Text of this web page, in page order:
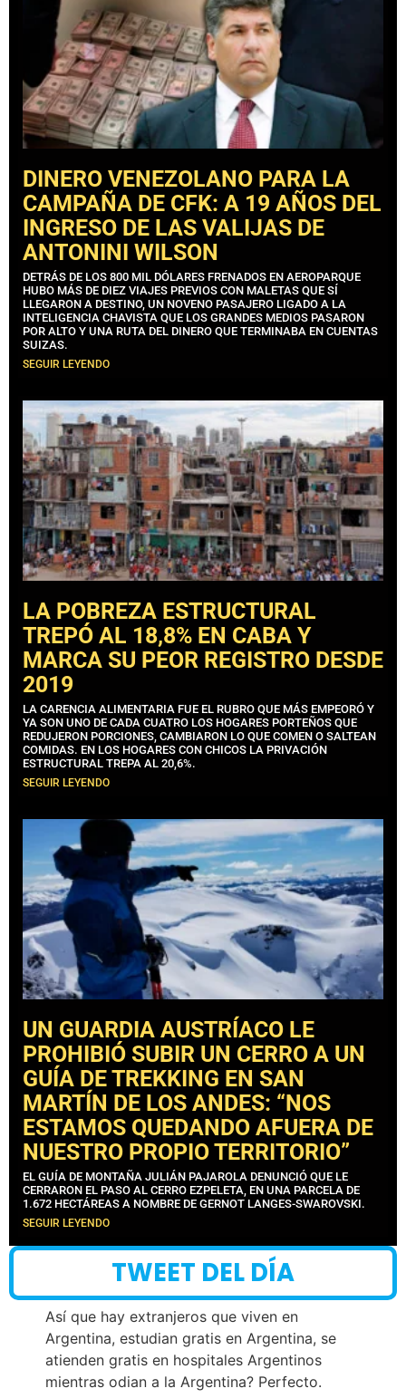
DINERO VENEZOLANO PARA LA
CAMPAÑA DE CFK: A 19 AÑOS DEL
INGRESO DE LAS VALIJAS DE
ANTONINI WILSON
DETRÁS DE LOS 800 MIL DÓLARES FRENADOS EN AEROPARQUE
HUBO MÁS DE DIEZ VIAJES PREVIOS CON MALETAS QUE SÍ
LLEGARON A DESTINO, UN NOVENO PASAJERO LIGADO A LA
INTELIGENCIA CHAVISTA QUE LOS GRANDES MEDIOS PASARON
POR ALTO Y UNA RUTA DEL DINERO QUE TERMINABA EN CUENTAS
SUIZAS.
SEGUIR LEYENDO
LA POBREZA ESTRUCTURAL
TREPÓ AL 18,8% EN CABA Y
MARCA SU PEOR REGISTRO DESDE
2019
LA CARENCIA ALIMENTARIA FUE EL RUBRO QUE MÁS EMPEORÓ Y
YA SON UNO DE CADA CUATRO LOS HOGARES PORTEÑOS QUE
REDUJERON PORCIONES, CAMBIARON LO QUE COMEN O SALTEAN
COMIDAS. EN LOS HOGARES CON CHICOS LA PRIVACIÓN
ESTRUCTURAL TREPA AL 20,6%.
SEGUIR LEYENDO
UN GUARDIA AUSTRÍACO LE
PROHIBIÓ SUBIR UN CERRO A UN
GUÍA DE TREKKING EN SAN
MARTÍN DE LOS ANDES: “NOS
ESTAMOS QUEDANDO AFUERA DE
NUESTRO PROPIO TERRITORIO”
EL GUÍA DE MONTAÑA JULIÁN PAJAROLA DENUNCIÓ QUE LE
CERRARON EL PASO AL CERRO EZPELETA, EN UNA PARCELA DE
1.672 HECTÁREAS A NOMBRE DE GERNOT LANGES-SWAROVSKI.
SEGUIR LEYENDO
TWEET DEL DÍA
Así que hay extranjeros que viven en
Argentina, estudian gratis en Argentina, se
atienden gratis en hospitales Argentinos
mientras odian a la Argentina? Perfecto.